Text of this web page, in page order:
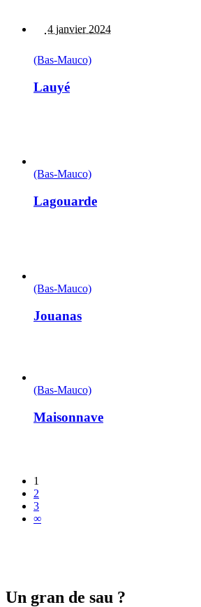
4 janvier 2024
(Bas-Mauco)
Lauyé
(Bas-Mauco)
Lagouarde
(Bas-Mauco)
Jouanas
(Bas-Mauco)
Maisonnave
1
2
3
∞
Un gran de sau ?